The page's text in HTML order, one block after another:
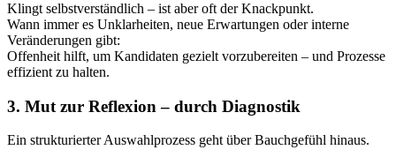
Klingt selbstverständlich – ist aber oft der Knackpunkt.
Wann immer es Unklarheiten, neue Erwartungen oder interne
Veränderungen gibt:
Offenheit hilft, um Kandidaten gezielt vorzubereiten – und Prozesse
effizient zu halten.
3. Mut zur Reflexion – durch Diagnostik
Ein strukturierter Auswahlprozess geht über Bauchgefühl hinaus.